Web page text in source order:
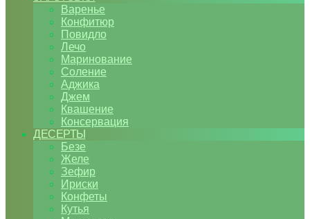
Варенье
Конфитюр
Повидло
Лечо
Маринование
Соление
Аджика
Джем
Квашение
Консервация
ДЕСЕРТЫ
Безе
Желе
Зефир
Ириски
Конфеты
Кутья